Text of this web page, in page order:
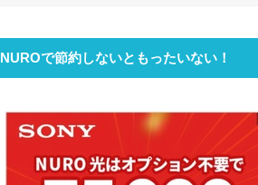
NUROで節約しないともったいない！